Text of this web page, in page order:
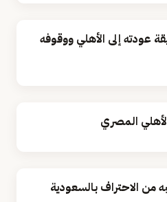
عودته إلى الأهلي ووقوفه
المصري
الاحتراف بالسعودية